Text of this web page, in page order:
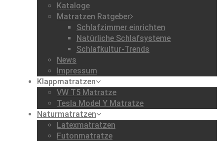
Kataloge
Matratzen Ratgeber
Schlafzimmer einrichten
Natürliche Schlafsysteme
Schlafkultur-Trends
News
Impressum
Klappmatratzen
VW T5 Matratze
Tesla Model Y Matratze
Naturmatratzen
Latexmatratzen
Futonmatratze